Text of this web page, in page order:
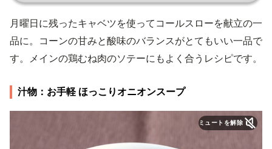
月曜日に残ったキャベツを使ってコールスローを献立の一
品に。コーンの甘みと酸味のバランスがとてもいい一品で
す。メインの鶏むね肉のソテーにもよく合うレシピです。
汁物：お手軽 ほっこりオニオンスープ
ミュートを解除